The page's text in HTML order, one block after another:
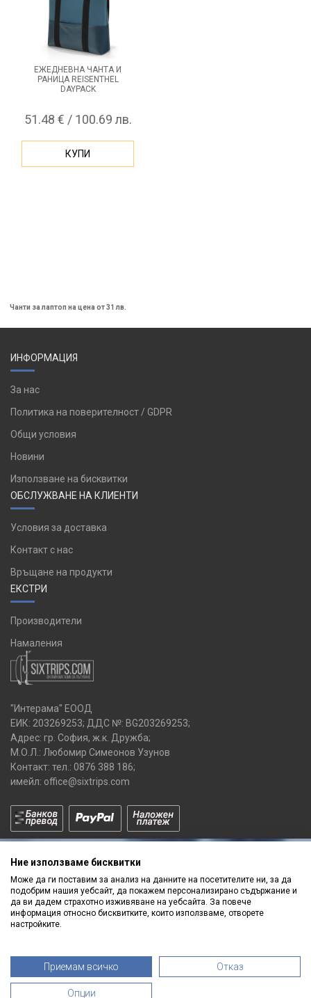
ЕЖЕДНЕВНА ЧАНТА И
РАНИЦА REISENTHEL
DAYPACK
51.48 € / 100.69 лв.
КУПИ
Чанти за лаптоп на цена от 31 лв.
ИНФОРМАЦИЯ
За нас
Политика на поверителност / GDPR
Общи условия
Новини
Използване на бисквитки
ОБСЛУЖВАНЕ НА КЛИЕНТИ
Условия за доставка
Контакт с нас
Връщане на продукти
ЕКСТРИ
Производители
Намаления
"Интерама" ЕООД
ЕИК: 203269253; ДДС №: BG203269253;
Адрес: гр. София, ж.к. Дружба;
М.О.Л.: Любомир Симеонов Узунов
Контакт: тел.: 0876 388 186;
имейл: office@sixtrips.com
Получавай нашите
ПРОМОЦИИ
Ние използваме бисквитки
Може да ги поставим за анализ на данните на посетителите ни, за да
подобрим нашия уебсайт, да покажем персонализирано съдържание и
да ви дадем страхотно изживяване на уебсайта. За повече
информация относно бисквитките, които използваме, отворете
настройките.
Приемам всичко Отказ
Опции